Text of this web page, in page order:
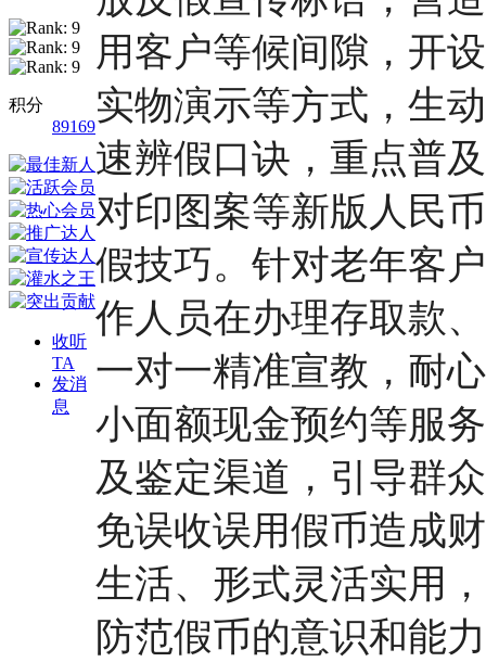
积分
89169
收听
TA
发消
息
用客户等候间隙，开
实物演示等方式，生
速辨假口诀，重点普
对印图案等新版人民
假技巧。针对老年客
作人员在办理存取款
一对一精准宣教，耐
小面额现金预约等服
及鉴定渠道，引导群
免误收误用假币造成
生活、形式灵活实用
防范假币的意识和能